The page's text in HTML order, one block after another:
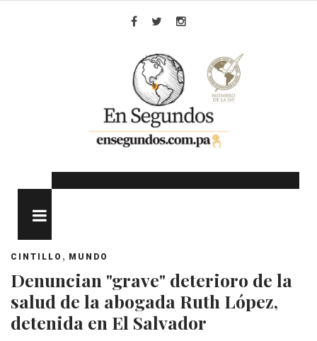
CINTILLO , MUNDO
Denuncian "grave" deterioro de la
salud de la abogada Ruth López,
detenida en El Salvador